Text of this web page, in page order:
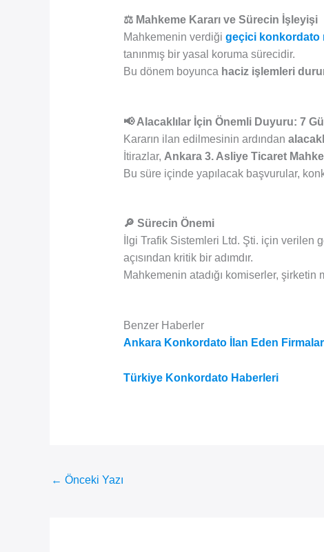
⚖️ Mahkeme Kararı ve Sürecin İşleyişi
Mahkemenin verdiği geçici konkordato
tanınmış bir yasal koruma sürecidir.
Bu dönem boyunca haciz işlemleri
📢 Alacaklılar İçin Önemli Duyuru: 7
Kararın ilan edilmesinin ardından
İtirazlar, Ankara 3. Asliye Ticaret
Bu süre içinde yapılacak başvurular,
🔎 Sürecin Önemi
İlgi Trafik Sistemleri Ltd. Şti. için verilen
açısından kritik bir adımdır.
Mahkemenin atadığı komiserler, şirketin
Benzer Haberler
Ankara Konkordato İlan Eden Firmalar
Türkiye Konkordato Haberleri
← Önceki Yazı